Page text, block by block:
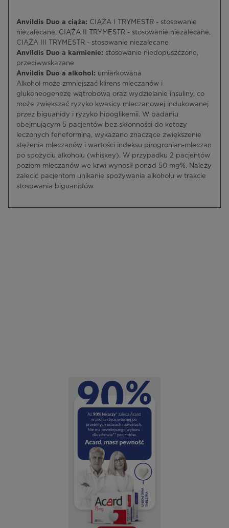
Anvildis Duo a ciąża: CIĄŻA I TRYMESTR - stosowanie
niezalecane, CIĄŻA II TRYMESTR - stosowanie niezalecane,
CIĄŻA III TRYMESTR - stosowanie niezalecane
Anvildis Duo a karmienie: stosowanie niedopuszczone,
przeciwwskazane
Anvildis Duo a alkohol: umiarkowana
Alkohol może zmniejszać klirens mleczanów i
glukoneogenezę wątrobową oraz wydzielanie insuliny, co
może zwiększać ryzyko kwasicy mleczanowej indukowanej
przez biguanidy i ryzyko hipoglikemii. W badaniu
obejmującym 5 pacjentów bez skłonności do ketozy
leczonych feneforminą, wykazano znaczące zwiększenie
stężenia mleczanów i wartości indeksu pirogronian-mleczan
po spożyciu alkoholu (whiskey). W przypadku 2 pacjentów
poziom mleczanów we krwi wynosił ponad 50 mg%. Należy
zalecić pacjentom unikanie spożywania alkoholu w trakcie
stosowania biguanidów.